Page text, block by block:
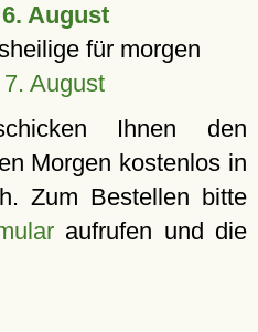
August
für morgen
August
Ihnen den
Morgen kostenlos in
Zum Bestellen bitte
aufrufen und die